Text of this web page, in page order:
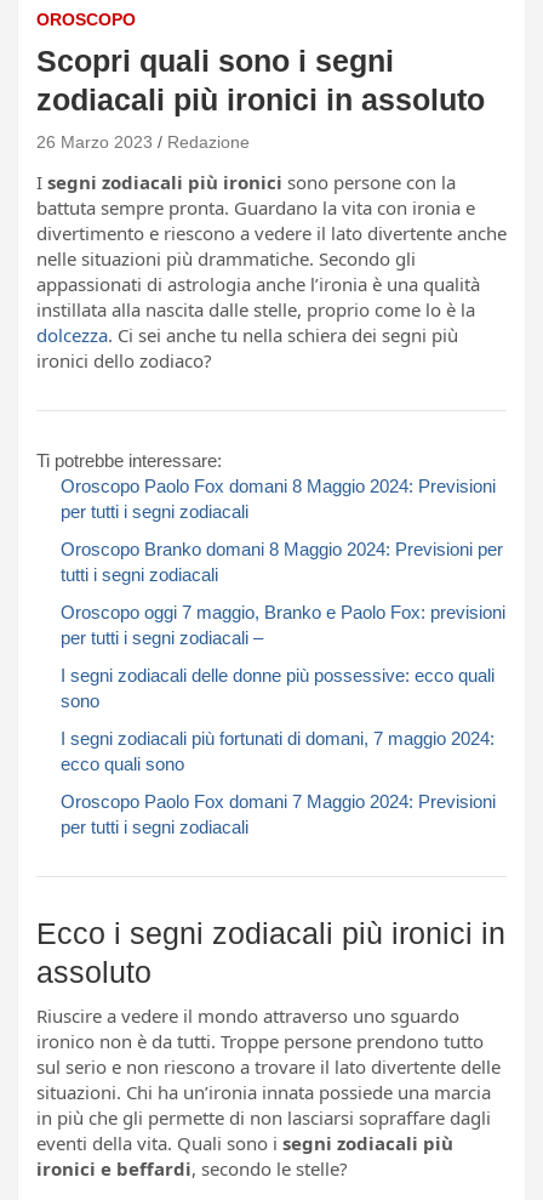
OROSCOPO
Scopri quali sono i segni
zodiacali più ironici in assoluto
26 Marzo 2023 Redazione
I segni zodiacali più ironici sono persone con la
battuta sempre pronta. Guardano la vita con ironia e
divertimento e riescono a vedere il lato divertente anche
nelle situazioni più drammatiche. Secondo gli
appassionati di astrologia anche l’ironia è una qualità
instillata alla nascita dalle stelle, proprio come lo è la
dolcezza. Ci sei anche tu nella schiera dei segni più
ironici dello zodiaco?
Ti potrebbe interessare:
Oroscopo Paolo Fox domani 8 Maggio 2024: Previsioni
per tutti i segni zodiacali​​​​​
Oroscopo Branko domani 8 Maggio 2024: Previsioni per
tutti i segni zodiacali​​​​​
Oroscopo oggi 7 maggio, Branko e Paolo Fox: previsioni
per tutti i segni zodiacali –
I segni zodiacali delle donne più possessive: ecco quali
sono
I segni zodiacali più fortunati di domani, 7 maggio 2024:
ecco quali sono
Oroscopo Paolo Fox domani 7 Maggio 2024: Previsioni
per tutti i segni zodiacali​​​​​
Ecco i segni zodiacali più ironici in
assoluto
Riuscire a vedere il mondo attraverso uno sguardo
ironico non è da tutti. Troppe persone prendono tutto
sul serio e non riescono a trovare il lato divertente delle
situazioni. Chi ha un’ironia innata possiede una marcia
in più che gli permette di non lasciarsi sopraffare dagli
eventi della vita. Quali sono i segni zodiacali più
ironici e beffardi, secondo le stelle?